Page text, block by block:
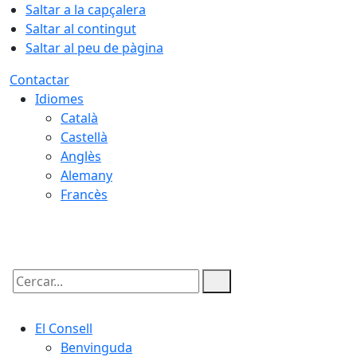
Saltar a la capçalera
Saltar al contingut
Saltar al peu de pàgina
Contactar
Idiomes
Català
Castellà
Anglès
Alemany
Francès
Cercar:
El Consell
Benvinguda